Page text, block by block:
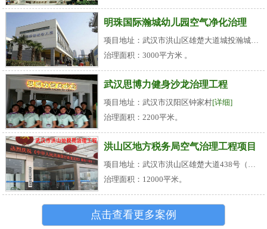
明珠国际瀚城幼儿园空气净化治理
治理面积：3000平方米 。
武汉思博力健身沙龙治理工程
项目地址：武汉市汉阳区钟家村[详细]
治理面积：2200平米。
洪山区地方税务局空气治理工程项目
治理面积：12000平米。
点击查看更多案例